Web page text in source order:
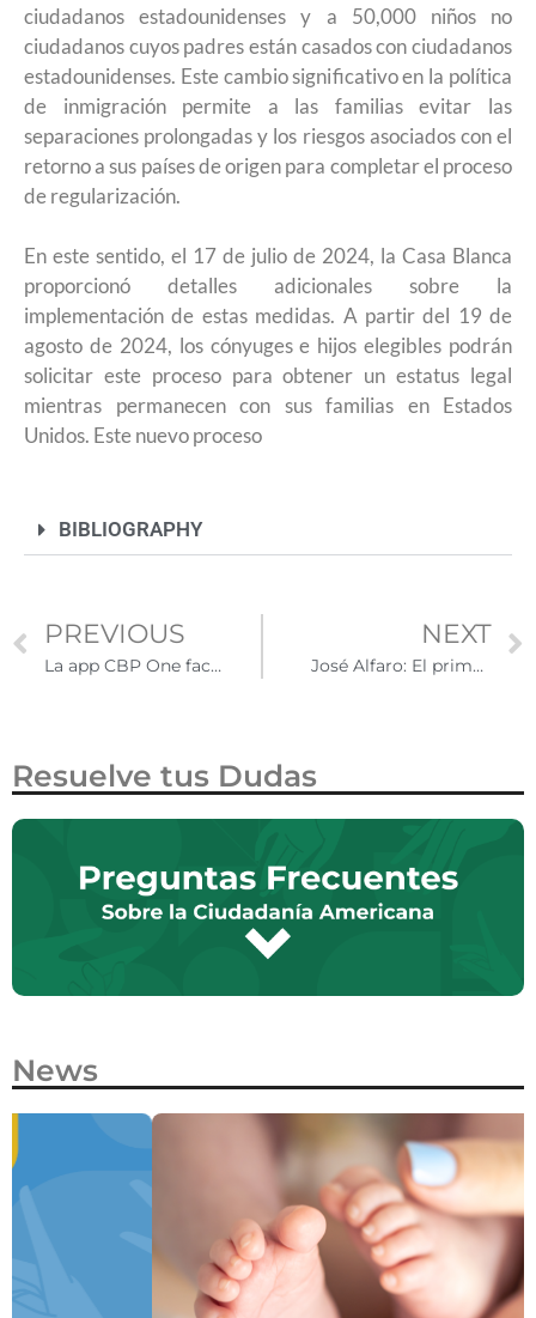
ciudadanos estadounidenses y a 50,000 niños no
ciudadanos cuyos padres están casados con ciudadanos
estadounidenses. Este cambio significativo en la política
de inmigración permite a las familias evitar las
separaciones prolongadas y los riesgos asociados con el
retorno a sus países de origen para completar el proceso
de regularización.
En este sentido, el 17 de julio de 2024, la Casa Blanca
proporcionó detalles adicionales sobre la
implementación de estas medidas. A partir del 19 de
agosto de 2024, los cónyuges e hijos elegibles podrán
solicitar este proceso para obtener un estatus legal
mientras permanecen con sus familias en Estados
Unidos. Este nuevo proceso
BIBLIOGRAPHY
PREVIOUS
La app CBP One facilita el proceso de migración legal a Estados Unidos
NEXT
José Alfaro: El primer latino en dirigir una organización de prevención contra la violencia armada
Resuelve tus Dudas
News